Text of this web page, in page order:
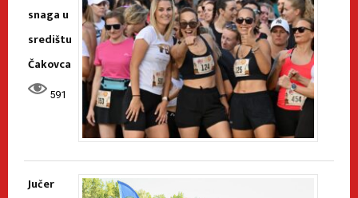
snaga u
središtu
Čakovca
591
Jučer